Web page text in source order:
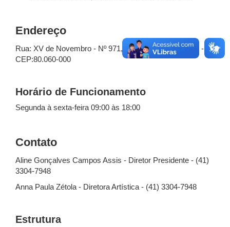
Endereço
Rua: XV de Novembro - Nº 971, Centro - Curitiba - PR -
CEP:80.060-000
Horário de Funcionamento
Segunda à sexta-feira 09:00 às 18:00
Contato
Aline Gonçalves Campos Assis - Diretor Presidente - (41)
3304-7948
Anna Paula Zétola - Diretora Artística - (41) 3304-7948
Estrutura